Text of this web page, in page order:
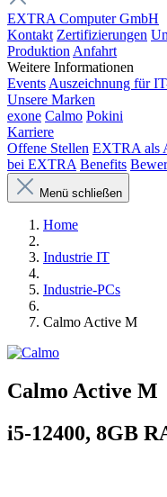
EXTRA Computer GmbH
Kontakt Zertifizierungen
Produktion Anfahrt
Weitere Informationen
Events Auszeichnung für
Unsere Marken
exone Calmo Pokini
Karriere
Offene Stellen EXTRA als
bei EXTRA Benefits
Menü schließen
Home
Industrie IT
Industrie-PCs
Calmo Active M
Calmo Active M
i5-12400, 8GB